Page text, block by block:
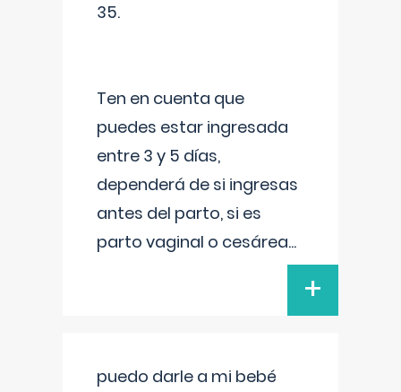
35.
Ten en cuenta que
puedes estar ingresada
entre 3 y 5 días,
dependerá de si ingresas
antes del parto, si es
parto vaginal o cesárea...
+
puedo darle a mi bebé